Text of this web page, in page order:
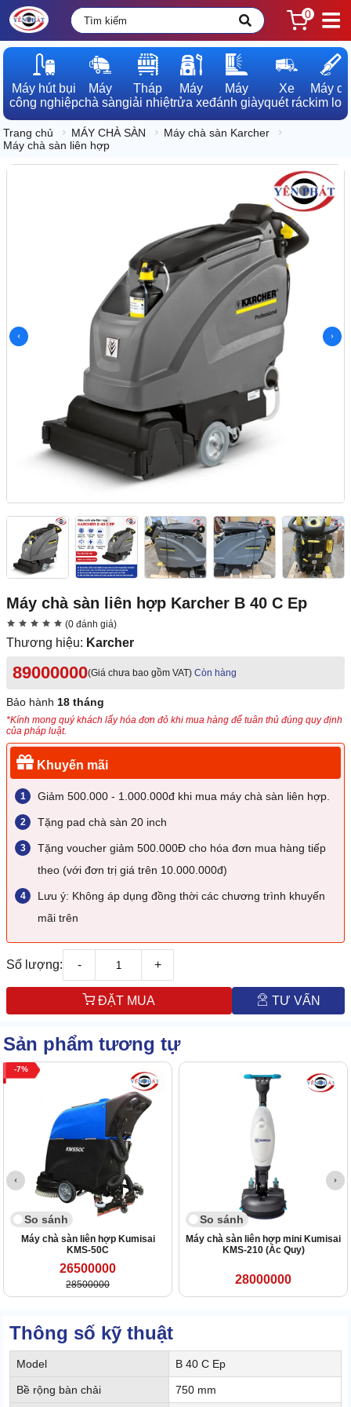
0
Máy hút bụi
công nghiệp
Máy
chà sàn
Tháp
giải nhiệt
Máy
rửa xe
Máy
đánh giày
Xe
quét rác
Máy dò
kim loại
Trang chủ MÁY CHÀ SÀN
Máy chà sàn Karcher
Máy chà sàn liên hợp
Máy chà sàn liên hợp Karcher B 40 C Ep
(0 đánh giá)
Thương hiệu: Karcher
89000000(Giá chưa bao gồm VAT) Còn hàng
Bảo hành 18 tháng
*Kính mong quý khách lấy hóa đơn đỏ khi mua hàng để tuân thủ đúng quy định
của pháp luật.
Khuyến mãi
Giảm 500.000 - 1.000.000đ khi mua máy chà sàn liên hợp.
Tặng pad chà sàn 20 inch
Tặng voucher giảm 500.000Đ cho hóa đơn mua hàng tiếp
theo (với đơn trị giá trên 10.000.000đ)
Lưu ý: Không áp dụng đồng thời các chương trình khuyến
mãi trên
Số lượng: - +
ĐẶT MUA TƯ VẤN
Sản phẩm tương tự
7
So sánh
Máy chà sàn liên hợp Kumisai
KMS-50C
26500000
28500000
So sánh
Máy chà sàn liên hợp mini Kumisai
KMS-210 (Ắc Quy)
28000000
Thông số kỹ thuật
Model B 40 C Ep
Bề rộng bàn chải 750 mm